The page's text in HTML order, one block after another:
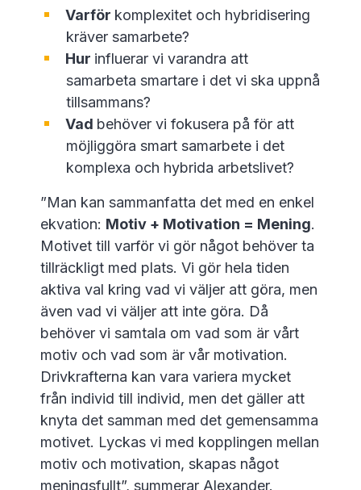
Varför komplexitet och hybridisering
kräver samarbete?
Hur influerar vi varandra att
samarbeta smartare i det vi ska uppnå
tillsammans?
Vad behöver vi fokusera på för att
möjliggöra smart samarbete i det
komplexa och hybrida arbetslivet?
”Man kan sammanfatta det med en enkel
ekvation: Motiv + Motivation = Mening.
Motivet till varför vi gör något behöver ta
tillräckligt med plats. Vi gör hela tiden
aktiva val kring vad vi väljer att göra, men
även vad vi väljer att inte göra. Då
behöver vi samtala om vad som är vårt
motiv och vad som är vår motivation.
Drivkrafterna kan vara variera mycket
från individ till individ, men det gäller att
knyta det samman med det gemensamma
motivet. Lyckas vi med kopplingen mellan
motiv och motivation, skapas något
meningsfullt”, summerar Alexander.